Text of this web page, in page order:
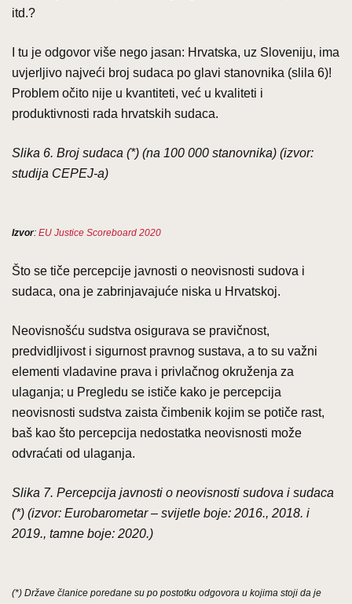
itd.?
I tu je odgovor više nego jasan: Hrvatska, uz Sloveniju, ima
uvjerljivo najveći broj sudaca po glavi stanovnika (slila 6)!
Problem očito nije u kvantiteti, već u kvaliteti i
produktivnosti rada hrvatskih sudaca.
Slika 6. Broj sudaca (*) (na 100 000 stanovnika) (izvor:
studija CEPEJ-a)
Izvor: EU Justice Scoreboard 2020
Što se tiče percepcije javnosti o neovisnosti sudova i
sudaca, ona je zabrinjavajuće niska u Hrvatskoj.
Neovisnošću sudstva osigurava se pravičnost,
predvidljivost i sigurnost pravnog sustava, a to su važni
elementi vladavine prava i privlačnog okruženja za
ulaganja; u Pregledu se ističe kako je percepcija
neovisnosti sudstva zaista čimbenik kojim se potiče rast,
baš kao što percepcija nedostatka neovisnosti može
odvraćati od ulaganja.
Slika 7. Percepcija javnosti o neovisnosti sudova i sudaca
(*) (izvor: Eurobarometar – svijetle boje: 2016., 2018. i
2019., tamne boje: 2020.)
(*) Države članice poredane su po postotku odgovora u kojima stoji da je